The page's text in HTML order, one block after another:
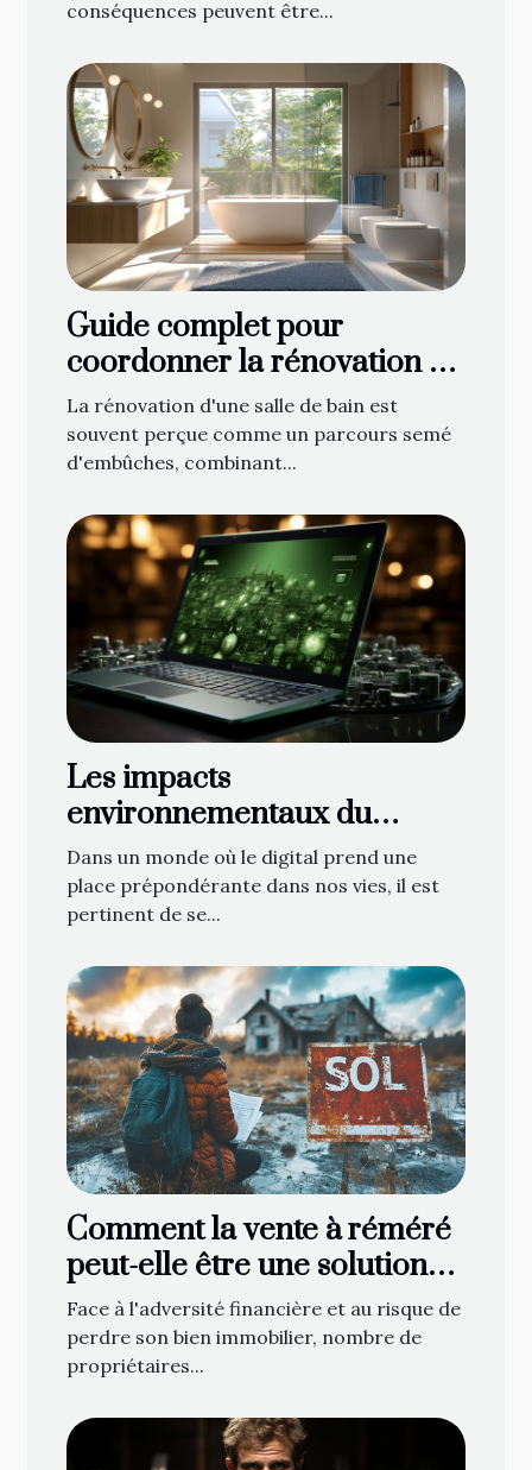
conséquences peuvent être...
Guide complet pour
coordonner la rénovation de
votre salle de bain : de la
planification à la décoration
La rénovation d'une salle de bain est
souvent perçue comme un parcours semé
d'embûches, combinant...
Les impacts
environnementaux du
marketing numérique
Dans un monde où le digital prend une
place prépondérante dans nos vies, il est
pertinent de se...
Comment la vente à réméré
peut-elle être une solution
face à la saisie immobilière ?
Face à l'adversité financière et au risque de
perdre son bien immobilier, nombre de
propriétaires...